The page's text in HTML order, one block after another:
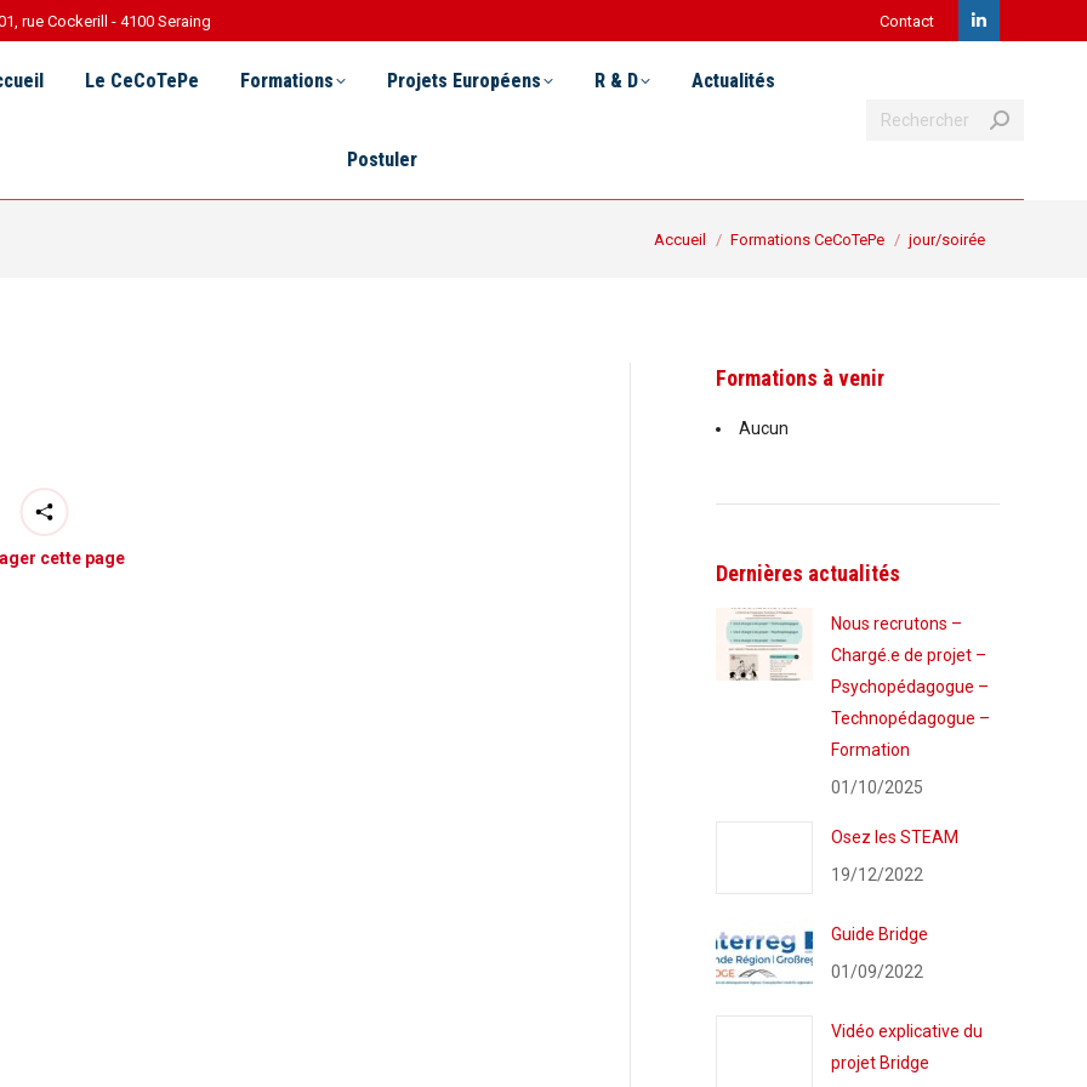
rue Cockerill - 4100 Seraing Contact
LinkedIn
opens
new
window
Le CeCoTePe Formations Projets Européens R & D Actualités
Postuler
Recherche
Vous êtes ici :
Accueil Formations CeCoTePe jour/soirée
cette page
Formations à venir
Aucun
Dernières actualités
Nous recrutons –
Chargé.e de projet –
Psychopédagogue –
Technopédagogue –
Formation
01/10/2025
Osez les STEAM
19/12/2022
Guide Bridge
01/09/2022
Vidéo explicative du
projet Bridge
Le CeCoTePe Formations Projets Européens R & D Actualités Postuler